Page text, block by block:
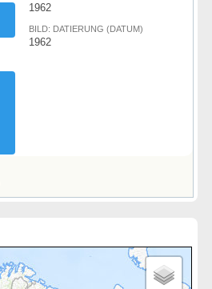
1962
BILD: DATIERUNG (DATUM)
1962